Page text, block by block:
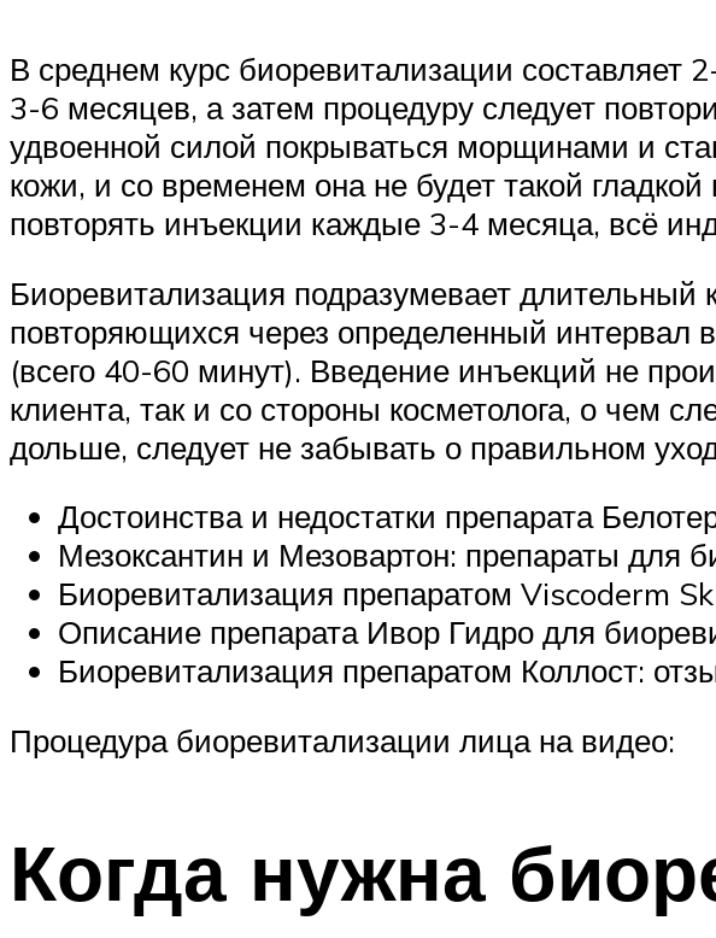
В среднем курс биоревитализации составляет
3-6 месяцев, а затем процедуру следует
удвоенной силой покрываться морщинами и
кожи, и со временем она не будет такой
повторять инъекции каждые 3-4 месяца, всё
Биоревитализация подразумевает длительный
повторяющихся через определенный интервал
(всего 40-60 минут). Введение инъекций не
клиента, так и со стороны косметолога, о чем
дольше, следует не забывать о правильном
Достоинства и недостатки препарата
Мезоксантин и Мезовартон: препараты для
Биоревитализация препаратом Viscoderm
Описание препарата Ивор Гидро для
Биоревитализация препаратом Коллост:
Процедура биоревитализации лица на видео:
Когда нужна